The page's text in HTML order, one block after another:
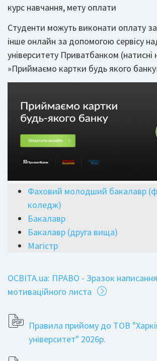
курс навчання, мету оплати
Студенти можуть виконати оплату
інше онлайн за допомогою сервісу
університету Приватбанком
»Приймаємо картки будь якого
Фаховий молодший бакалавр
коледж)
Бакалавр
Бакалавр (друга вища)
Магістр
ОСВІТА.ua: ПРАВО - Зразок написання
мотиваційного листа
Правила прийому до ТОВ
університет" 2026р.